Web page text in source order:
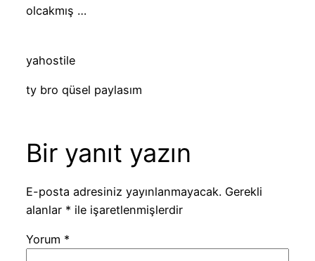
olcakmış …
yahostile
ty bro qüsel paylasım
Bir yanıt yazın
E-posta adresiniz yayınlanmayacak. Gerekli
alanlar * ile işaretlenmişlerdir
Yorum *